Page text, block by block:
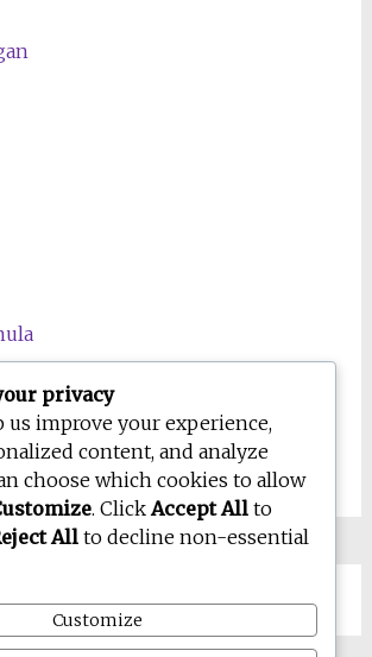
privacy
us improve your experience,
content, and analyze
choose which cookies to allow
. ClickAccept All to
Allto decline non-essential
Customize